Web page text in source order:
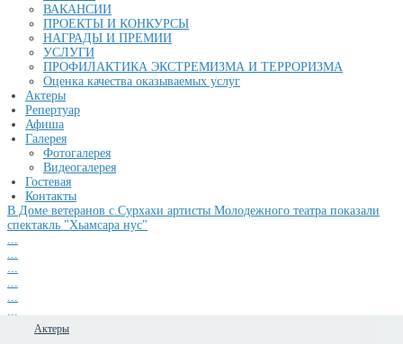
ВАКАНСИИ
ПРОЕКТЫ И КОНКУРСЫ
НАГРАДЫ И ПРЕМИИ
УСЛУГИ
ПРОФИЛАКТИКА ЭКСТРЕМИЗМА И ТЕРРОРИЗМА
Оценка качества оказываемых услуг
Актеры
Репертуар
Афиша
Галерея
Фотогалерея
Видеогалерея
Гостевая
Контакты
В Доме ветеранов с.Сурхахи артисты Молодежного театра показали
спектакль "Хьамсара нус"
...
...
...
...
...
...
Актеры